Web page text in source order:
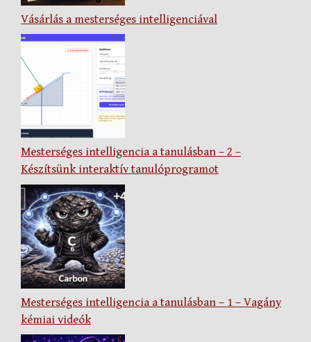
Vásárlás a mesterséges intelligenciával
Mesterséges intelligencia a tanulásban – 2 –
Készítsünk interaktív tanulóprogramot
Mesterséges intelligencia a tanulásban – 1 – Vagány
kémiai videók